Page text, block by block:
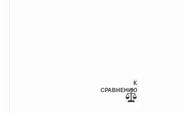
К
СРАВНЕНИЮ